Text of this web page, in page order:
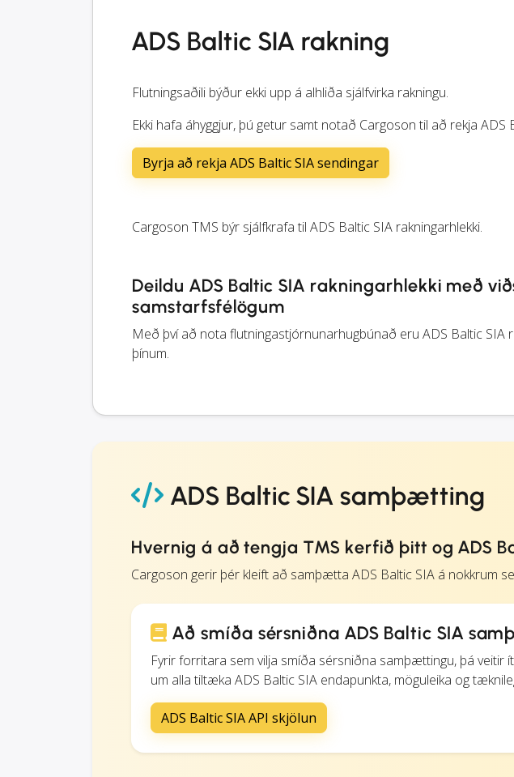
ADS Baltic SIA rakning
Flutningsaðili býður ekki upp á alhliða sjálfvirka rakningu.
Ekki hafa áhyggjur, þú getur samt notað Cargoson til að rekja ADS
Byrja að rekja ADS Baltic SIA sendingar
Cargoson TMS býr sjálfkrafa til ADS Baltic SIA rakningarhlekki.
Deildu ADS Baltic SIA rakningarhlekki með
samstarfsfélögum
Með því að nota flutningastjórnunarhugbúnað eru ADS Baltic SIA
þínum.
ADS Baltic SIA samþætting
Hvernig á að tengja TMS kerfið þitt og ADS
Cargoson gerir þér kleift að samþætta ADS Baltic SIA á nokkrum
Að smíða sérsniðna ADS Baltic SIA
Fyrir forritara sem vilja smíða sérsniðna samþættingu, þá veitir
um alla tiltæka ADS Baltic SIA endapunkta, möguleika og
ADS Baltic SIA API skjölun